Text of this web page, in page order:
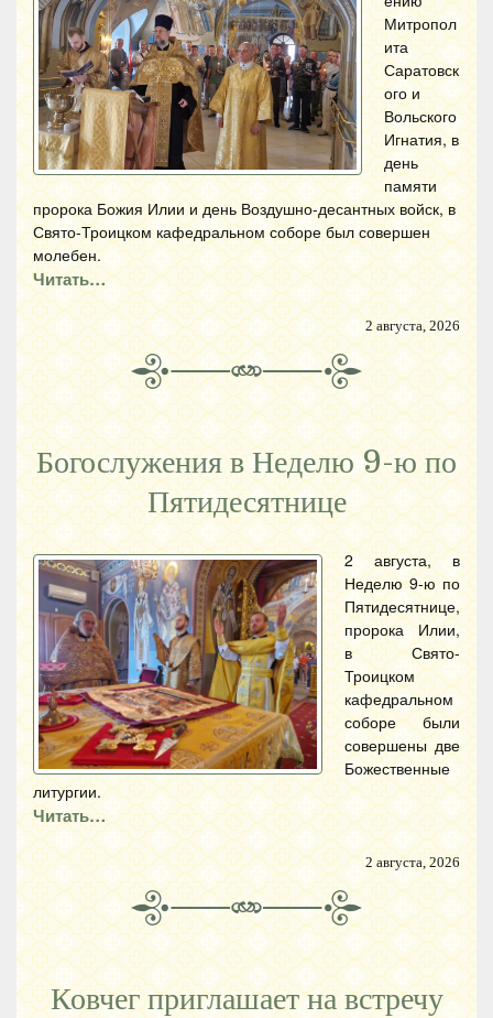
Митропол
ита
Саратовск
ого и
Вольского
Игнатия, в
день
памяти
пророка Божия Илии и день Воздушно-десантных войск, в
Свято-Троицком кафедральном соборе был совершен
молебен.
Читать…
2 августа, 2026
Богослужения в Неделю 9-ю по
Пятидесятнице
2 августа, в
Неделю 9-ю по
Пятидесятнице,
пророка Илии,
в Свято-
Троицком
кафедральном
соборе были
совершены две
Божественные
литургии.
Читать…
2 августа, 2026
Ковчег приглашает на встречу